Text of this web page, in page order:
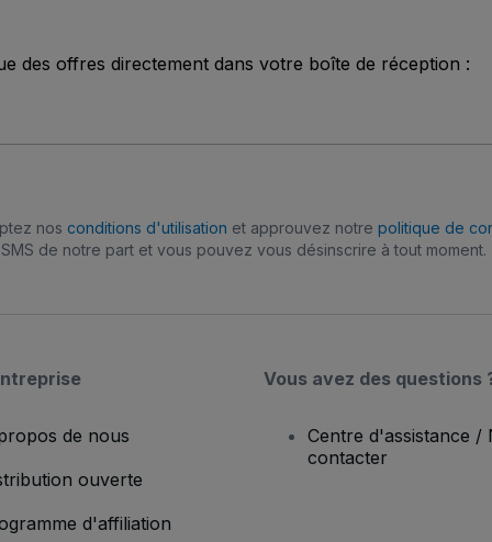
des offres directement dans votre boîte de réception :
nos conditions d'utilisation et approuvez notre politique de
SMS de notre part et vous pouvez vous désinscrire à tout moment.
de nous
ouverte
d'affiliation
Vous avez des questions
Centre d'assistance /
contacter